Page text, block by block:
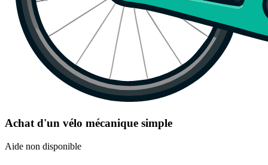
Achat d'un vélo mécanique simple
Aide non disponible